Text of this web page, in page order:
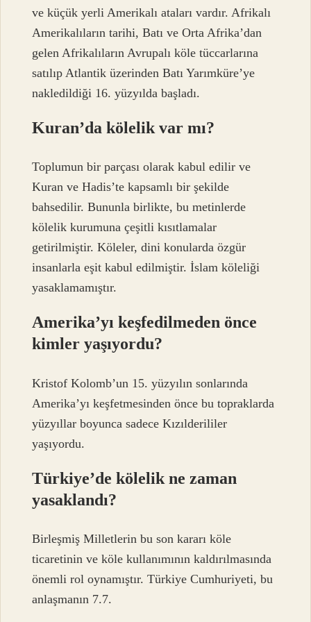
ve küçük yerli Amerikalı ataları vardır. Afrikalı
Amerikalıların tarihi, Batı ve Orta Afrika’dan
gelen Afrikalıların Avrupalı ​​köle tüccarlarına
satılıp Atlantik üzerinden Batı Yarımküre’ye
nakledildiği 16. yüzyılda başladı.
Kuran’da kölelik var mı?
Toplumun bir parçası olarak kabul edilir ve
Kuran ve Hadis’te kapsamlı bir şekilde
bahsedilir. Bununla birlikte, bu metinlerde
kölelik kurumuna çeşitli kısıtlamalar
getirilmiştir. Köleler, dini konularda özgür
insanlarla eşit kabul edilmiştir. İslam köleliği
yasaklamamıştır.
Amerika’yı keşfedilmeden önce
kimler yaşıyordu?
Kristof Kolomb’un 15. yüzyılın sonlarında
Amerika’yı keşfetmesinden önce bu topraklarda
yüzyıllar boyunca sadece Kızılderililer
yaşıyordu.
Türkiye’de kölelik ne zaman
yasaklandı?
Birleşmiş Milletlerin bu son kararı köle
ticaretinin ve köle kullanımının kaldırılmasında
önemli rol oynamıştır. Türkiye Cumhuriyeti, bu
anlaşmanın 7.7.